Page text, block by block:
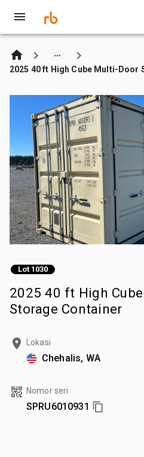
2025 40 ft High Cube Multi-Door
Lot 1030
2025 40 ft High
Storage Container
Lokasi
Chehalis, WA
Nomor seri
SPRU6010931